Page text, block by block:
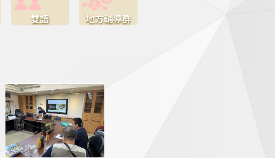
雙語 地方輔導群